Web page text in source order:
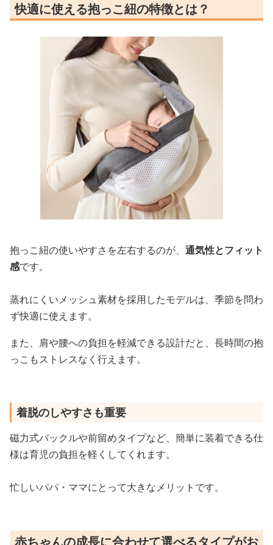
快適に使える抱っこ紐の特徴とは？
抱っこ紐の使いやすさを左右するのが、 通気性とフィット
感です。
蒸れにくいメッシュ素材を採用したモデルは、季節を問わ
ず快適に使えます。
また、肩や腰への負担を軽減できる設計だと、長時間の抱
っこもストレスなく行えます。
着脱のしやすさも重要
磁力式バックルや前留めタイプなど、簡単に装着できる仕
様は育児の負担を軽くしてくれます。
忙しいパパ・ママにとって大きなメリットです。